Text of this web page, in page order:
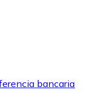
bancaria